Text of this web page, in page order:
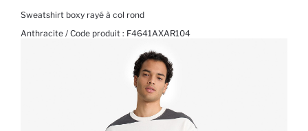
Sweatshirt boxy rayé à col rond
Anthracite / Code produit : F4641AXAR104